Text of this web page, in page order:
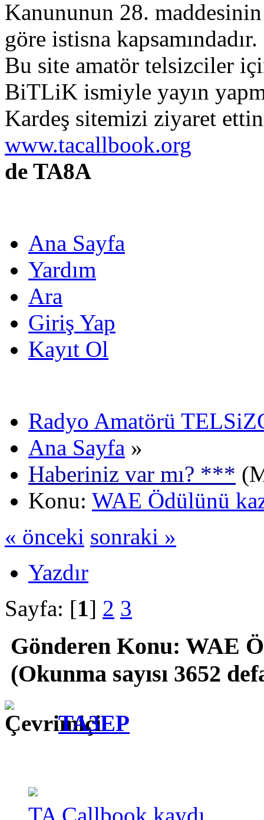
Kanununun 28. maddesinin
göre istisna kapsamındadır.
Bu site amatör telsizciler
BiTLiK ismiyle yayın
Kardeş sitemizi ziyaret
www.tacallbook.org
de TA8A
Ana Sayfa
Yardım
Ara
Giriş Yap
Kayıt Ol
Radyo Amatörü
Ana Sayfa »
Haberiniz var mı? ***
Konu: WAE Ödülünü
« önceki sonraki »
Yazdır
Sayfa: [1] 2 3
Gönderen Konu: WAE
(Okunma sayısı 3652
TA3EP